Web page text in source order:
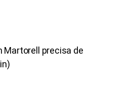
Martorell precisa de